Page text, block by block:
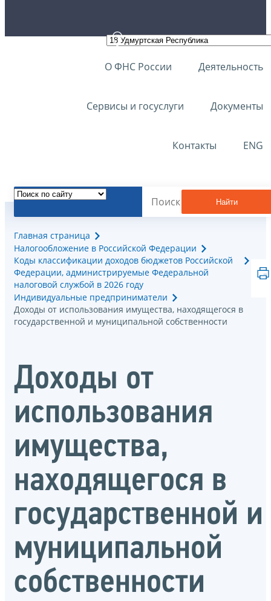
О ФНС России Деятельность
Сервисы и госуслуги Документы
Контакты ENG
Найти
Главная страница
Налогообложение в Российской Федерации
Коды классификации доходов бюджетов Российской
Федерации, администрируемые Федеральной
налоговой службой в 2026 году
Индивидуальные предприниматели
Доходы от использования имущества, находящегося в
государственной и муниципальной собственности
Доходы от
использования
имущества,
находящегося в
государственной и
муниципальной
собственности